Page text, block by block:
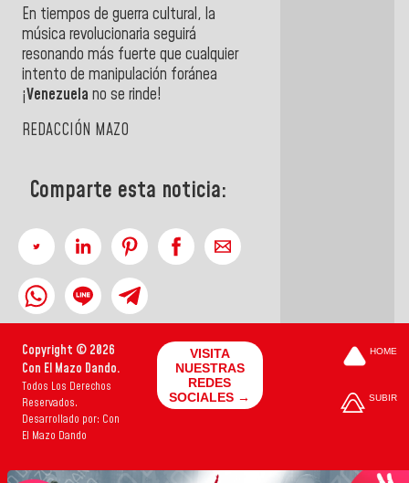
En tiempos de guerra cultural, la
música revolucionaria seguirá
resonando más fuerte que cualquier
intento de manipulación foránea
¡Venezuela no se rinde!
REDACCIÓN MAZO
Comparte esta noticia:
Copyright © 2026
Con El Mazo Dando.
Todos Los Derechos
Reservados.
Desarrollado por: Con
El Mazo Dando
VISITA
NUESTRAS
REDES
SOCIALES →
HOME
SUBIR